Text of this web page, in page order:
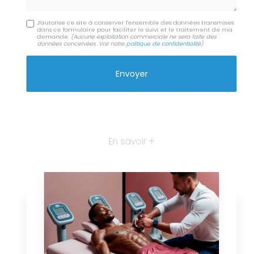
J'autorise ce site à conserver l'ensemble des données transmises
dans ce formulaire pour faciliter le suivi et le traitement de ma
demande. (Aucune exploitation commerciale ne sera faite des
données concervées. Voir notrepolitique de confidentialité)
En savoir +